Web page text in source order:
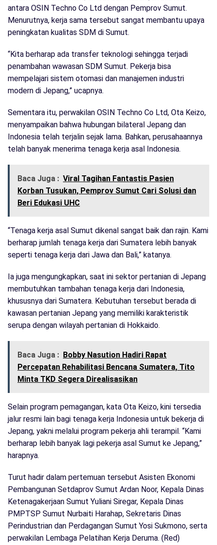
antara OSIN Techno Co Ltd dengan Pemprov Sumut.
Menurutnya, kerja sama tersebut sangat membantu upaya
peningkatan kualitas SDM di Sumut.
“Kita berharap ada transfer teknologi sehingga terjadi
penambahan wawasan SDM Sumut. Pekerja bisa
mempelajari sistem otomasi dan manajemen industri
modern di Jepang,” ucapnya.
Sementara itu, perwakilan OSIN Techno Co Ltd, Ota Keizo,
menyampaikan bahwa hubungan bilateral Jepang dan
Indonesia telah terjalin sejak lama. Bahkan, perusahaannya
telah banyak menerima tenaga kerja asal Indonesia.
Baca Juga : Viral Tagihan Fantastis Pasien
Korban Tusukan, Pemprov Sumut Cari Solusi dan
Beri Edukasi UHC
“Tenaga kerja asal Sumut dikenal sangat baik dan rajin. Kami
berharap jumlah tenaga kerja dari Sumatera lebih banyak
seperti tenaga kerja dari Jawa dan Bali,” katanya.
Ia juga mengungkapkan, saat ini sektor pertanian di Jepang
membutuhkan tambahan tenaga kerja dari Indonesia,
khususnya dari Sumatera. Kebutuhan tersebut berada di
kawasan pertanian Jepang yang memiliki karakteristik
serupa dengan wilayah pertanian di Hokkaido.
Baca Juga : Bobby Nasution Hadiri Rapat
Percepatan Rehabilitasi Bencana Sumatera, Tito
Minta TKD Segera Direalisasikan
Selain program pemagangan, kata Ota Keizo, kini tersedia
jalur resmi lain bagi tenaga kerja Indonesia untuk bekerja di
Jepang, yakni melalui program pekerja ahli terampil. “Kami
berharap lebih banyak lagi pekerja asal Sumut ke Jepang,”
harapnya.
Turut hadir dalam pertemuan tersebut Asisten Ekonomi
Pembangunan Setdaprov Sumut Ardan Noor, Kepala Dinas
Ketenagakerjaan Sumut Yuliani Siregar, Kepala Dinas
PMPTSP Sumut Nurbaiti Harahap, Sekretaris Dinas
Perindustrian dan Perdagangan Sumut Yosi Sukmono, serta
perwakilan Lembaga Pelatihan Kerja Deruma. (Red)